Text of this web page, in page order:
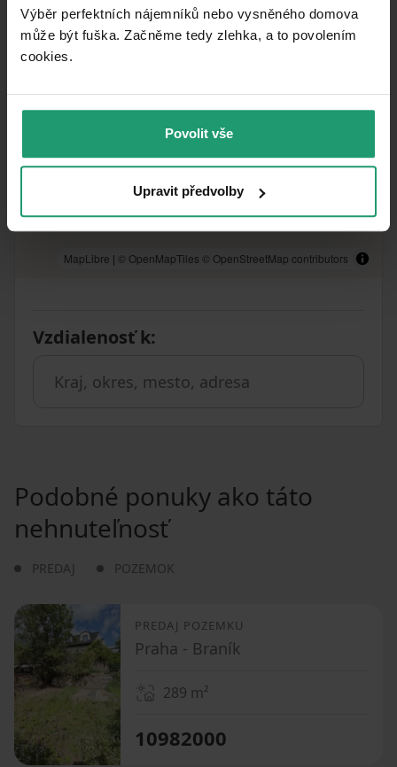
Výběr perfektních nájemníků nebo vysněného domova
může být fuška. Začněme tedy zlehka, a to povolením
cookies.​
Povolit vše
Upravit předvolby
MapLibre | © OpenMapTiles © OpenStreetMap contributors
Vzdialenosť k:
Podobné ponuky ako táto
nehnuteľnosť
PREDAJ POZEMOK
PREDAJ POZEMKU
Praha - Braník
289 m²
10982000